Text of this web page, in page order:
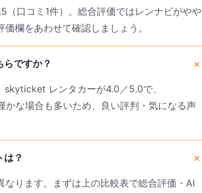
口コミ1件）。総合評価ではレンナビがやや
欄をあわせて確認しましょう。
ですか？
レンタカーが4.0／5.0で、
な場合も多いため、良い評判・気になる声
？
ります。まずは上の比較表で総合評価・AI